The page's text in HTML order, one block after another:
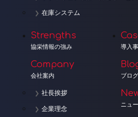
在庫システム
Strengths
協栄情報の強み
Company
会社案内
社長挨拶
企業理念
導入
ブログ
ニュ